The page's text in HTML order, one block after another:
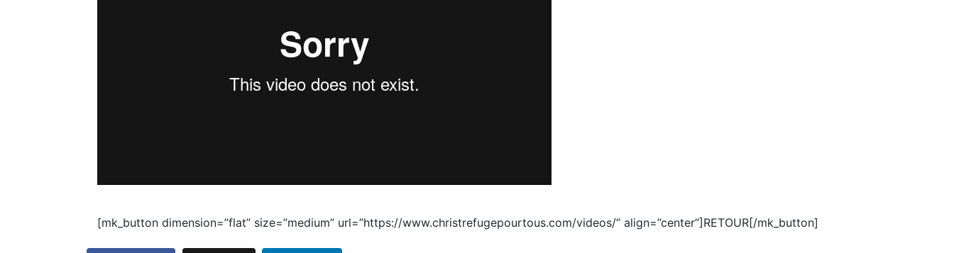
[mk_button dimension=”flat” size=”medium” url=”https://www.christrefugepourtous.com/videos/” align=”center”]RETOUR[/mk_button]